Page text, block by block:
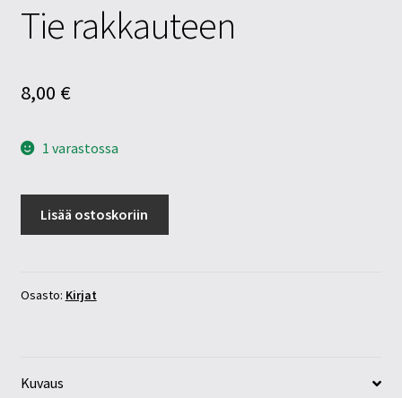
Tie rakkauteen
8,00 €
1 varastossa
Lisää ostoskoriin
Osasto: Kirjat
Kuvaus